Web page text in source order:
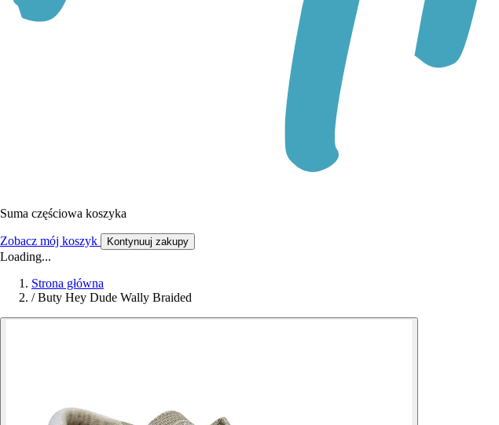
Suma częściowa koszyka
Zobacz mój koszyk Kontynuuj zakupy
Loading...
Strona główna
/ Buty Hey Dude Wally Braided